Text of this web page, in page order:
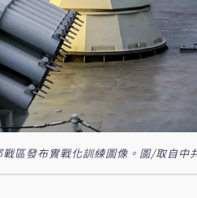
區發布實戰化訓練圖像。圖/取自中